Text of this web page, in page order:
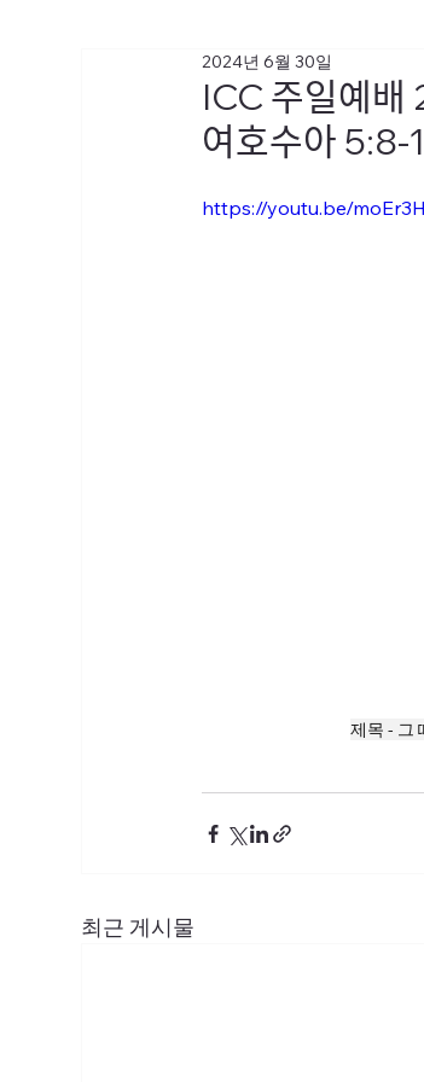
ICC
여호수아 5:8-
2024년 6월 30일
https://youtu.be/
제목 - 그
최근 게시물